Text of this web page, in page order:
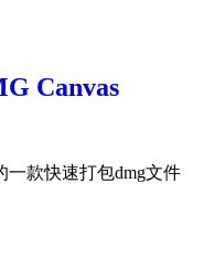
Canvas
一款快速打包dmg文件